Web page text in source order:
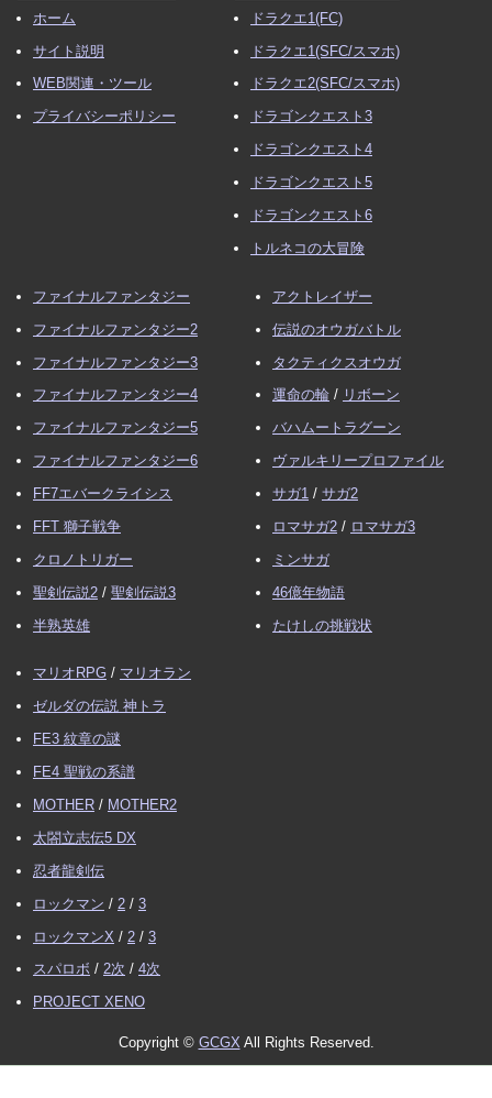
ホーム
サイト説明
WEB関連・ツール
プライバシーポリシー
ドラクエ1(FC)
ドラクエ1(SFC/スマホ)
ドラクエ2(SFC/スマホ)
ドラゴンクエスト3
ドラゴンクエスト4
ドラゴンクエスト5
ドラゴンクエスト6
トルネコの大冒険
ファイナルファンタジー
ファイナルファンタジー2
ファイナルファンタジー3
ファイナルファンタジー4
ファイナルファンタジー5
ファイナルファンタジー6
FF7エバークライシス
FFT 獅子戦争
クロノトリガー
聖剣伝説2 / 聖剣伝説3
半熟英雄
アクトレイザー
伝説のオウガバトル
タクティクスオウガ
運命の輪 / リボーン
バハムートラグーン
ヴァルキリープロファイル
サガ1 / サガ2
ロマサガ2 / ロマサガ3
ミンサガ
46億年物語
たけしの挑戦状
マリオRPG / マリオラン
ゼルダの伝説 神トラ
FE3 紋章の謎
FE4 聖戦の系譜
MOTHER / MOTHER2
太閤立志伝5 DX
忍者龍剣伝
ロックマン / 2 / 3
ロックマンX / 2 / 3
スパロボ / 2次 / 4次
PROJECT XENO
Copyright © GCGXAll Rights Reserved.